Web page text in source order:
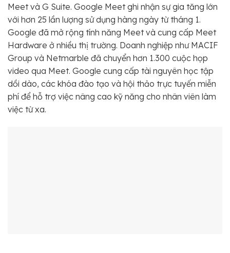
Meet và G Suite. Google Meet ghi nhận sự gia tăng lớn
với hơn 25 lần lượng sử dụng hàng ngày từ tháng 1.
Google đã mở rộng tính năng Meet và cung cấp Meet
Hardware ở nhiều thị trường. Doanh nghiệp như MACIF
Group và Netmarble đã chuyển hơn 1.300 cuộc họp
video qua Meet. Google cung cấp tài nguyên học tập
dồi dào, các khóa đào tạo và hội thảo trực tuyến miễn
phí để hỗ trợ việc nâng cao kỹ năng cho nhân viên làm
việc từ xa.